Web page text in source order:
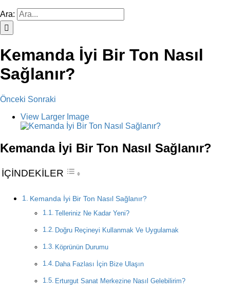
Ara:
Kemanda İyi Bir Ton Nasıl
Sağlanır?
Önceki Sonraki
View Larger Image
Kemanda İyi Bir Ton Nasıl Sağlanır?
İÇİNDEKİLER
Kemanda İyi Bir Ton Nasıl Sağlanır?
Telleriniz Ne Kadar Yeni?
Doğru Reçineyi Kullanmak Ve Uygulamak
Köprünün Durumu
Daha Fazlası İçin Bize Ulaşın
Erturgut Sanat Merkezine Nasıl Gelebilirim?